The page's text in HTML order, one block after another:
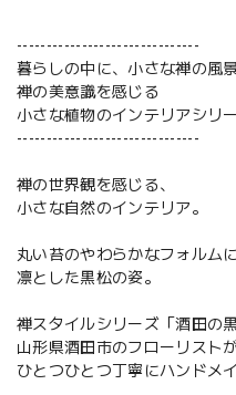
-------------------------------
暮らしの中に、小さな禅の風景
禅の美意識を感じる
小さな植物のインテリアシリ
-------------------------------
禅の世界観を感じる、
小さな自然のインテリア。
丸い苔のやわらかなフォルムに
凛とした黒松の姿。
禅スタイルシリーズ「酒田の
山形県酒田市のフローリスト
ひとつひとつ丁寧にハンドメ